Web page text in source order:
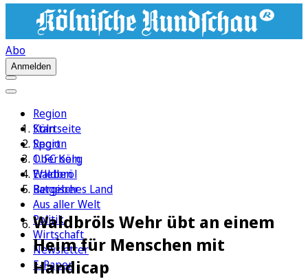
Abo
Anmelden
Region
Köln
Sport
1. FC Köln
Erleben
Ratgeber
Aus aller Welt
Politik
Wirtschaft
Newsletter
E-Paper
Startseite
Region
Oberberg
Waldbröl
Bergisches Land
Waldbröls Wehr übt an einem
Heim für Menschen mit
Handicap